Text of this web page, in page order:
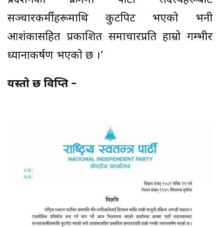
सञ्चारकर्मीहरूमाथि कुटपिट भएको भनी
आशंकासहित प्रकाशित समाचारप्रति हाम्रो गम्भीर
ध्यानाकर्षण भएको छ ।’
यस्तो छ विज्ञप्ति –